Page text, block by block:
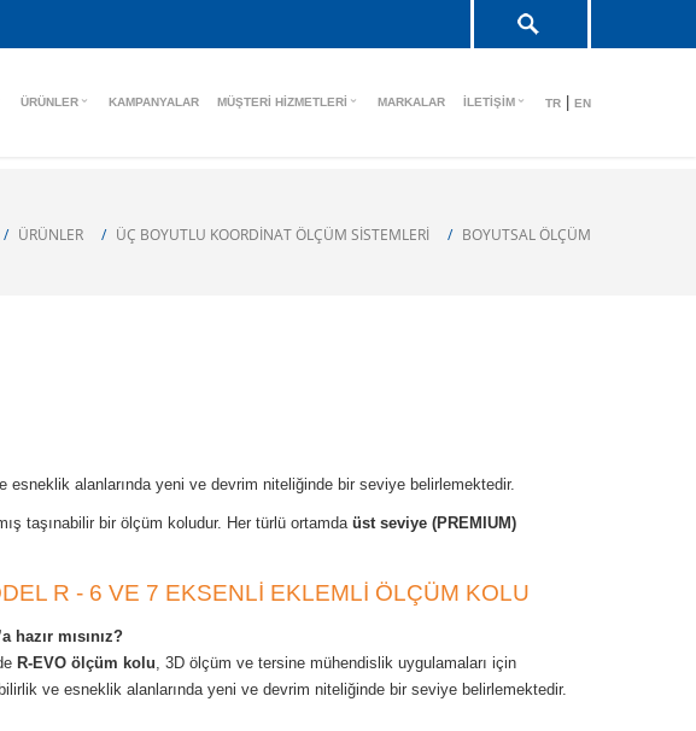
ÜRÜNLER KAMPANYALAR MÜŞTERI HIZMETLERI MARKALAR İLETIŞIM TR EN
ÜRÜNLER ÜÇ BOYUTLU KOORDINAT ÖLÇÜM SISTEMLERI BOYUTSAL ÖLÇÜM
alanlarında yeni ve devrim niteliğinde bir seviye belirlemektedir.
taşınabilir bir ölçüm koludur. Her türlü ortamda üst seviye (PREMIUM)
R - 6 VE 7 EKSENLI EKLEMLI ÖLÇÜM KOLU
hazır mısınız?
R-EVO ölçüm kolu, 3D ölçüm ve tersine mühendislik uygulamaları için
ve esneklik alanlarında yeni ve devrim niteliğinde bir seviye belirlemektedir.